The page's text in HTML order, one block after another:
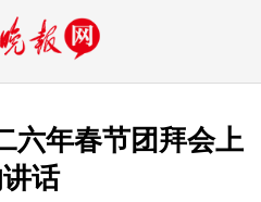
六年春节团拜会上
话